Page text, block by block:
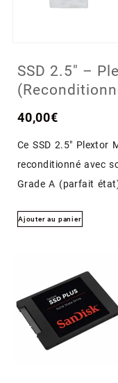
SSD 2.5″ –
40,00€
Ce SSD 2.5″ Plextor
reconditionné avec
Grade A (parfait
Ajouter au panier